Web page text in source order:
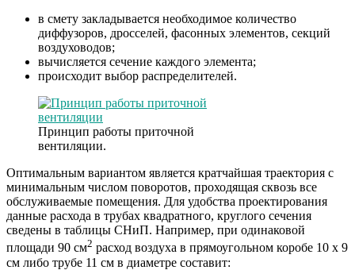
в смету закладывается необходимое количество
диффузоров, дросселей, фасонных элементов, секций
воздуховодов;
вычисляется сечение каждого элемента;
происходит выбор распределителей.
Принцип работы приточной
вентиляции.
Оптимальным вариантом является кратчайшая траектория с
минимальным числом поворотов, проходящая сквозь все
обслуживаемые помещения. Для удобства проектирования
данные расхода в трубах квадратного, круглого сечения
сведены в таблицы СНиП. Например, при одинаковой
площади 90 см2 расход воздуха в прямоугольном коробе 10 х 9
см либо трубе 11 см в диаметре составит: